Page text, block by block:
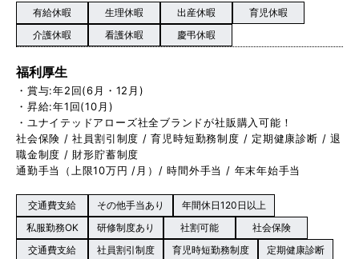
有給休暇 生理休暇 出産休暇
育児休暇
介護休暇
看護休暇 慶弔休暇
福利厚生
・賞与:年2回(6月・12月)
・昇給:年1回(10月)
・ユナイテッドアローズ社全ブランドが社販購入可能！
社会保険 / 社員割引制度 / 育児時短勤務制度 / 定期健康診断 / 退
職金制度 / 財形貯蓄制度
通勤手当（上限10万円 /月）/ 時間外手当 / 年末年始手当
交通費支給 その他手当あり
年間休日120日以上
私服勤務OK
研修制度あり 社割可能
社会保険
交通費支給
社員割引制度 育児時短勤務制度 定期健康診断